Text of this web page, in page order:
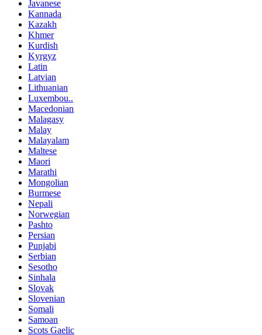
Javanese
Kannada
Kazakh
Khmer
Kurdish
Kyrgyz
Latin
Latvian
Lithuanian
Luxembou..
Macedonian
Malagasy
Malay
Malayalam
Maltese
Maori
Marathi
Mongolian
Burmese
Nepali
Norwegian
Pashto
Persian
Punjabi
Serbian
Sesotho
Sinhala
Slovak
Slovenian
Somali
Samoan
Scots Gaelic